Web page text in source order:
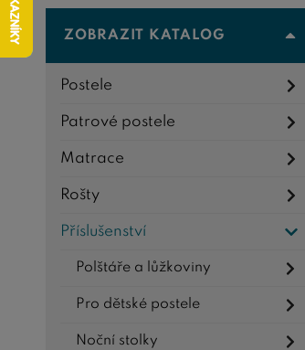
ZOBRAZIT KATALOG
Postele
Patrové postele
Matrace
Rošty
Příslušenství
Polštáře a lůžkoviny
Pro dětské postele
Noční stolky